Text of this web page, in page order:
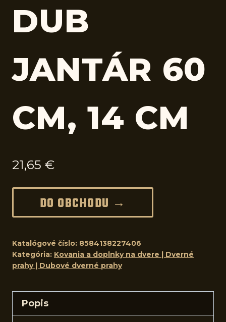
DUB
JANTÁR 60
CM, 14 CM
21,65 €
DO OBCHODU →
Katalógové číslo: 8584138227406
Kategória: Kovania a doplnky na dvere | Dverné
prahy | Dubové dverné prahy
Popis